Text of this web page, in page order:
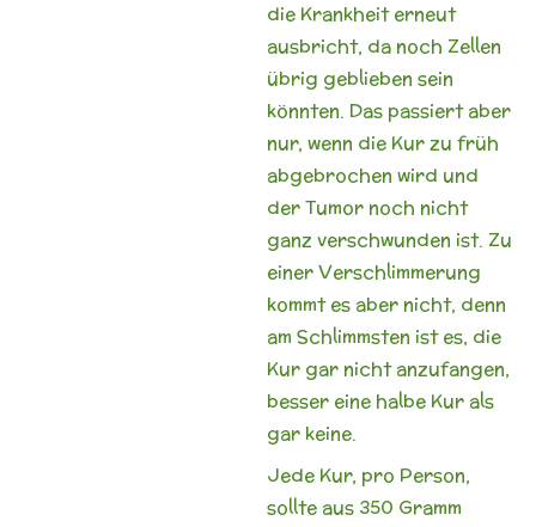
die Krankheit erneut
ausbricht, da noch Zellen
übrig geblieben sein
könnten. Das passiert aber
nur, wenn die Kur zu früh
abgebrochen wird und
der Tumor noch nicht
ganz verschwunden ist. Zu
einer Verschlimmerung
kommt es aber nicht, denn
am Schlimmsten ist es, die
Kur gar nicht anzufangen,
besser eine halbe Kur als
gar keine.
Jede Kur, pro Person,
sollte aus 350 Gramm